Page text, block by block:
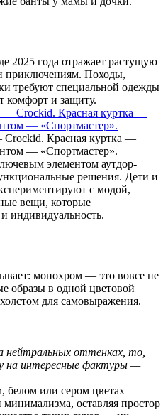
2025 года отражает растущую
приключениям. Походы,
требуют специальной одежды
комфорт и защиту.
Crockid. Красная куртка —
— «Спортмастер».
элементом аутдор-
решения. Дети и
с модой,
вещи, которые
индивидуальность.
монохром — это вовсе не
образы в одной цветовой
для самовыражения.
нейтральных оттенках, то,
на интересные фактуры —
белом или сером цветах
оставляя простор